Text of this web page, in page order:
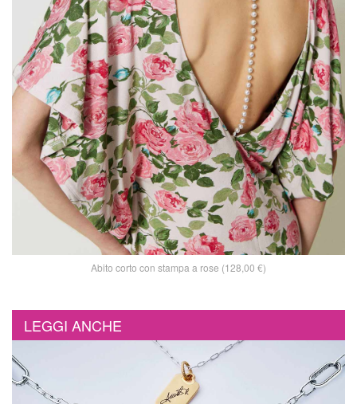
Abito corto con stampa a rose (128,00 €)
LEGGI ANCHE